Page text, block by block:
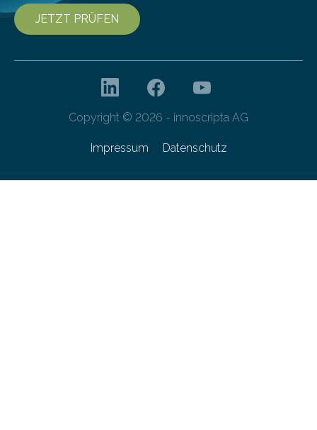
JETZT PRÜFEN
Copyright © 2026 - innoscripta AG
Impressum Datenschutz